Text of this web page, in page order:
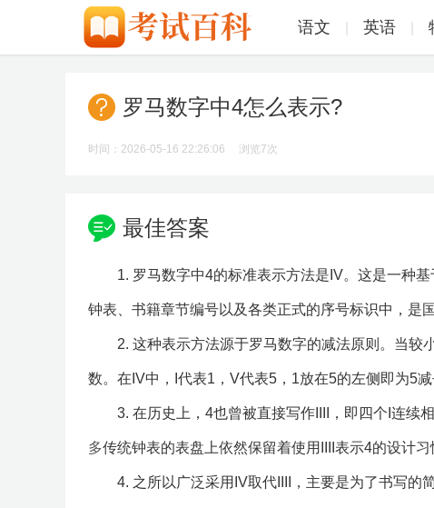
语文 英语
罗马数字中4怎么表示?
时间：2026-05-16 22:26:06 浏览7次
最佳答案
1. 罗马数字中4的标准表示方法是IV。这是一种
钟表、书籍章节编号以及各类正式的序号标识中，是
2. 这种表示方法源于罗马数字的减法原则。当较
数。在IV中，I代表1，V代表5，1放在5的左侧即为5减
3. 在历史上，4也曾被直接写作IIII，即四个I连续
多传统钟表的表盘上依然保留着使用IIII表示4的设计习
4. 之所以广泛采用IV取代IIII，主要是为了书写的